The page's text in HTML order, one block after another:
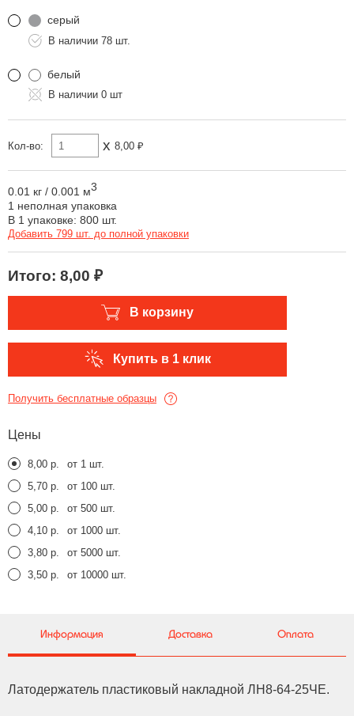
серый
78 шт.
белый
0 шт
Кол-во: x 8,00 ₽
0.01 кг / 0.001 м3
1 неполная упаковка
В 1 упаковке: 800 шт.
Добавить 799 шт. до полной упаковки
Итого: 8,00 ₽
В корзину
Купить в 1 клик
Получить бесплатные образцы
Цены
8,00 р.
от 1 шт.
5,70 р.
от 100 шт.
5,00 р.
от 500 шт.
4,10 р.
от 1000 шт.
3,80 р.
от 5000 шт.
3,50 р.
от 10000 шт.
Информация Доставка Оплата
Латодержатель пластиковый накладной ЛН8-64-25ЧЕ.